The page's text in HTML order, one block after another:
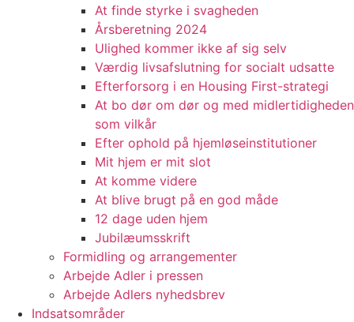
At finde styrke i svagheden
Årsberetning 2024
Ulighed kommer ikke af sig selv
Værdig livsafslutning for socialt udsatte
Efterforsorg i en Housing First-strategi
At bo dør om dør og med midlertidigheden
som vilkår
Efter ophold på hjemløseinstitutioner
Mit hjem er mit slot
At komme videre
At blive brugt på en god måde
12 dage uden hjem
Jubilæumsskrift
Formidling og arrangementer
Arbejde Adler i pressen
Arbejde Adlers nyhedsbrev
Indsatsområder